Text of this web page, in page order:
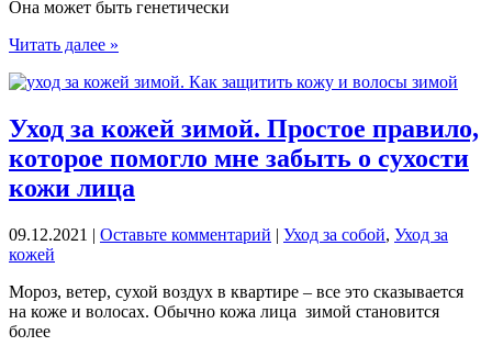
Она может быть генетически
Уход
сухой
лица
в
домашних
условиях:
5
и
лучшие
Читать далее »
Уход за кожей зимой. Простое правило,
которое помогло мне забыть о сухости
кожи лица
09.12.2021 | Оставьте комментарий | Уход за собой, Уход за
кожей
Мороз, ветер, сухой воздух в квартире – все это сказывается
на коже и волосах. Обычно кожа лица зимой становится
более